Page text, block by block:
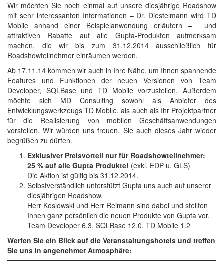
Wir möchten Sie noch einmal auf unsere diesjährige Roadshow
mit sehr interessanten Informationen – Dr. Diestelmann wird TD
Mobile anhand einer Beispielanwendung erläutern – und
attraktiven Rabatte auf alle Gupta-Produkten aufmerksam
machen, die wir bis zum 31.12.2014 ausschließlich für
Roadshowteilnehmer einräumen werden.
Ab 17.11.14 kommen wir auch in Ihre Nähe, um Ihnen spannende
Features und Funktionen der neuen Versionen von Team
Developer, SQLBase und TD Mobile vorzustellen. Außerdem
möchte sich MD Consulting sowohl als Anbieter des
Entwicklungswerkzeugs TD Mobile, als auch als Ihr Projektpartner
für die Realisierung von mobilen Geschäftsanwendungen
vorstellen. Wir würden uns freuen, Sie auch dieses Jahr wieder
begrüßen zu dürfen.
Exklusiver Preisvorteil nur für Roadshowteilnehmer:
25 % auf alle Gupta Produkte! (exkl. EDP u. GLS)
Die Aktion ist gültig bis 31.12.2014.
Selbstverständlich unterstützt Gupta uns auch auf unserer
diesjährigen Roadshow.
Herr Koslowski und Herr Reimann sind dabei und stellten
Ihnen ganz persönlich die neuen Produkte von Gupta vor.
Team Developer 6.3, SQLBase 12.0, TD Mobile 1.2
Werfen Sie ein Blick auf die Veranstaltungshotels und treffen
Sie uns in angenehmer Atmosphäre: